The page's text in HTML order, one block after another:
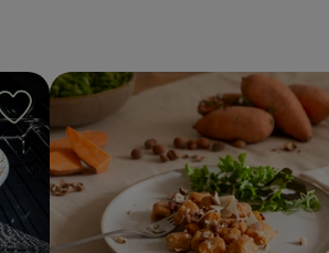
Rezept zu Favouriten hinzufügen